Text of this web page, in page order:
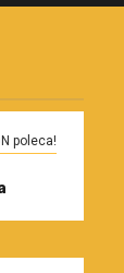
poleca!